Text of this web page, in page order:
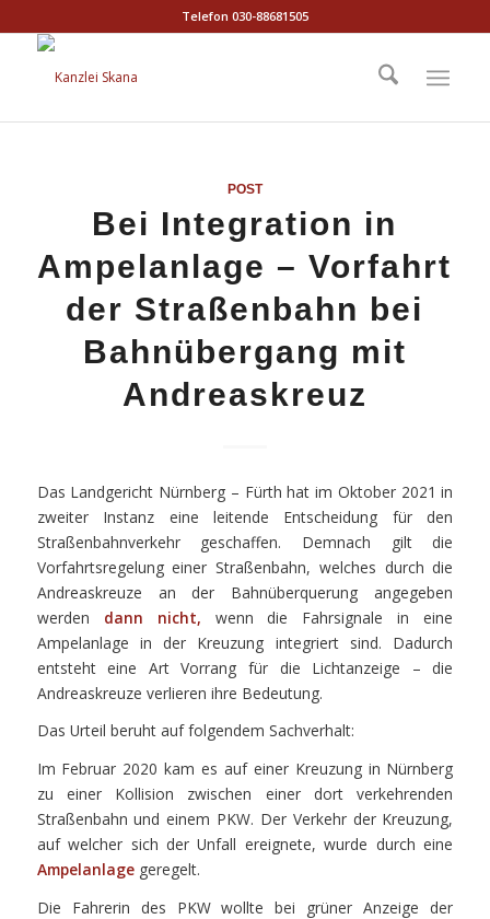
Telefon 030-88681505
POST
Bei Integration in
Ampelanlage – Vorfahrt
der Straßenbahn bei
Bahnübergang mit
Andreaskreuz
Das Landgericht Nürnberg – Fürth hat im Oktober 2021 in
zweiter Instanz eine leitende Entscheidung für den
Straßenbahnverkehr geschaffen. Demnach gilt die
Vorfahrtsregelung einer Straßenbahn, welches durch die
Andreaskreuze an der Bahnüberquerung angegeben
werden dann nicht, wenn die Fahrsignale in eine
Ampelanlage in der Kreuzung integriert sind. Dadurch
entsteht eine Art Vorrang für die Lichtanzeige – die
Andreaskreuze verlieren ihre Bedeutung.
Das Urteil beruht auf folgendem Sachverhalt:
Im Februar 2020 kam es auf einer Kreuzung in Nürnberg
zu einer Kollision zwischen einer dort verkehrenden
Straßenbahn und einem PKW. Der Verkehr der Kreuzung,
auf welcher sich der Unfall ereignete, wurde durch eine
Ampelanlagegeregelt.
Die Fahrerin des PKW wollte bei grüner Anzeige der